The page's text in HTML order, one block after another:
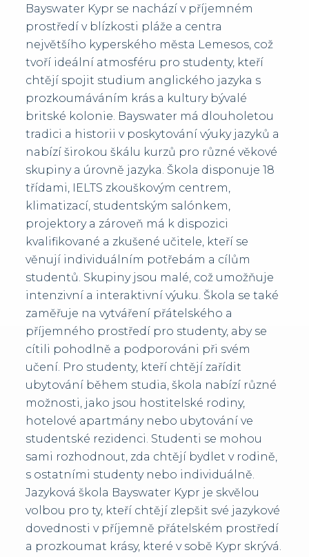
Bayswater Kypr se nachází v příjemném
prostředí v blízkosti pláže a centra
největšího kyperského města Lemesos, což
tvoří ideální atmosféru pro studenty, kteří
chtějí spojit studium anglického jazyka s
prozkoumáváním krás a kultury bývalé
britské kolonie. Bayswater má dlouholetou
tradici a historii v poskytování výuky jazyků a
nabízí širokou škálu kurzů pro různé věkové
skupiny a úrovně jazyka. Škola disponuje 18
třídami, IELTS zkouškovým centrem,
klimatizací, studentským salónkem,
projektory a zároveň má k dispozici
kvalifikované a zkušené učitele, kteří se
věnují individuálním potřebám a cílům
studentů. Skupiny jsou malé, což umožňuje
intenzivní a interaktivní výuku. Škola se také
zaměřuje na vytváření přátelského a
příjemného prostředí pro studenty, aby se
cítili pohodlně a podporováni při svém
učení. Pro studenty, kteří chtějí zařídit
ubytování během studia, škola nabízí různé
možnosti, jako jsou hostitelské rodiny,
hotelové apartmány nebo ubytování ve
studentské rezidenci. Studenti se mohou
sami rozhodnout, zda chtějí bydlet v rodině,
s ostatními studenty nebo individuálně.
Jazyková škola Bayswater Kypr je skvělou
volbou pro ty, kteří chtějí zlepšit své jazykové
dovednosti v příjemně přátelském prostředí
a prozkoumat krásy, které v sobě Kypr skrývá.